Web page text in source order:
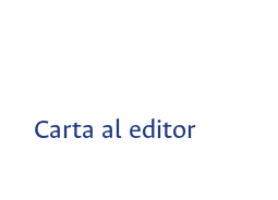
Carta al editor